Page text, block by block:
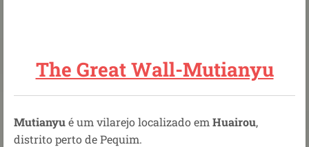
The Great Wall-Mutianyu
Mutianyué um vilarejo localizado em Huairou,
distrito perto de Pequim.